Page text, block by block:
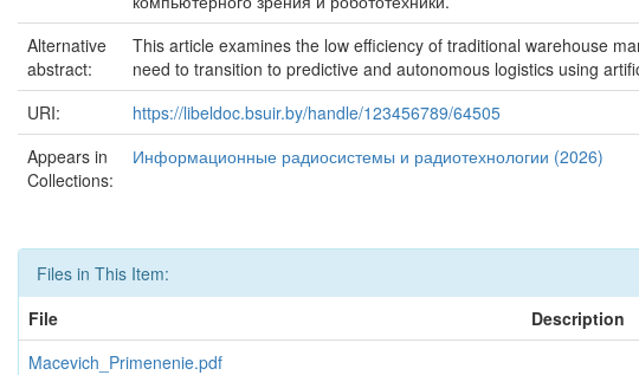
Alternative
abstract:
This article examines the low efficiency of traditional warehouse
need to transition to predictive and autonomous logistics using
URI:
https://libeldoc.bsuir.by/handle/123456789/64505
Appears in
Collections:
Информационные радиосистемы и радиотехнологии (2026)
Files in This Item:
File
Description
Macevich_Primenenie.pdf